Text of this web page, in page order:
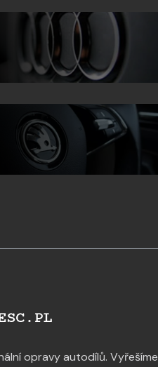
opravy autodílů. Vyřešíme